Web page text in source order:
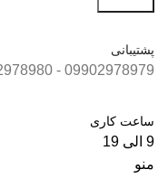
پشتیبانی
09902978979 - 09902978980
ساعت کاری
9 الی 19
منو